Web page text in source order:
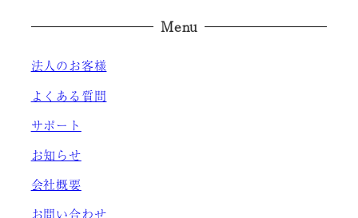
Menu
法人のお客様
よくある質問
サポート
お知らせ
会社概要
お問い合わせ